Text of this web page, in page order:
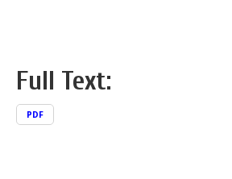
Full Text:
PDF